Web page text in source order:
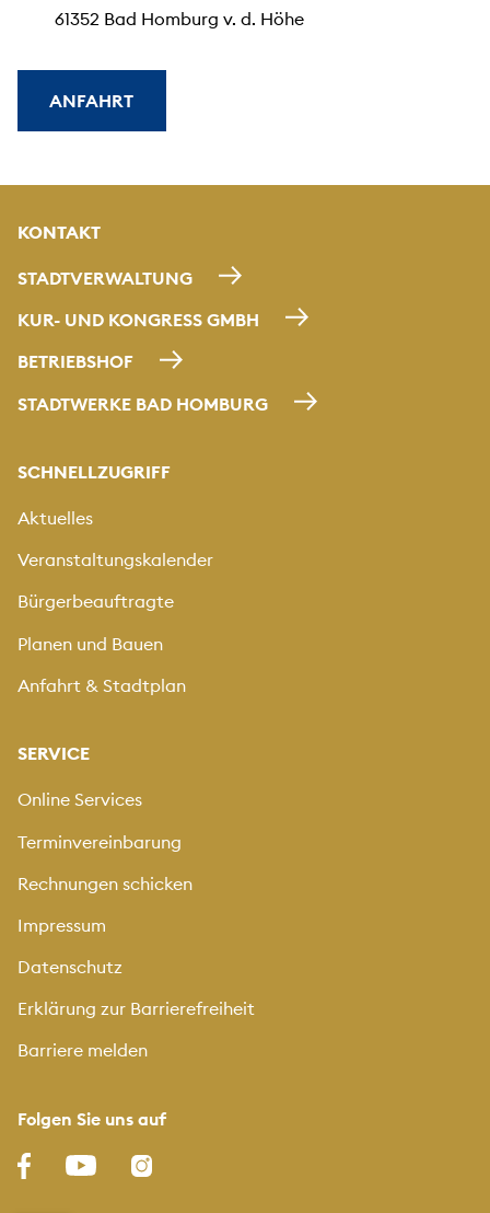
61352 Bad Homburg v. d. Höhe
ANFAHRT
KONTAKT
STADTVERWALTUNG
KUR- UND KONGRESS GMBH
BETRIEBSHOF
STADTWERKE BAD HOMBURG
SCHNELLZUGRIFF
Aktuelles
Veranstaltungskalender
Bürgerbeauftragte
Planen und Bauen
Anfahrt & Stadtplan
SERVICE
Online Services
Terminvereinbarung
Rechnungen schicken
Impressum
Datenschutz
Erklärung zur Barrierefreiheit
Barriere melden
Folgen Sie uns auf